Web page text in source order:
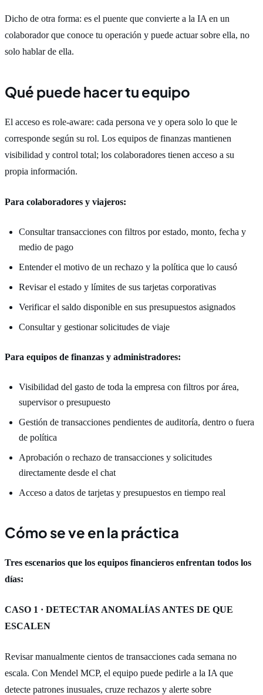
Dicho de otra forma: es el puente que convierte a la IA en un
colaborador que conoce tu operación y puede actuar sobre ella, no
solo hablar de ella.
Qué puede hacer tu equipo
El acceso es role-aware: cada persona ve y opera solo lo que le
corresponde según su rol. Los equipos de finanzas mantienen
visibilidad y control total; los colaboradores tienen acceso a su
propia información.
Para colaboradores y viajeros:
Consultar transacciones con filtros por estado, monto, fecha y
medio de pago
Entender el motivo de un rechazo y la política que lo causó
Revisar el estado y límites de sus tarjetas corporativas
Verificar el saldo disponible en sus presupuestos asignados
Consultar y gestionar solicitudes de viaje
Para equipos de finanzas y administradores:
Visibilidad del gasto de toda la empresa con filtros por área,
supervisor o presupuesto
Gestión de transacciones pendientes de auditoría, dentro o fuera
de política
Aprobación o rechazo de transacciones y solicitudes
directamente desde el chat
Acceso a datos de tarjetas y presupuestos en tiempo real
Cómo se ve en la práctica
Tres escenarios que los equipos financieros enfrentan todos los
días:
CASO 1 · DETECTAR ANOMALÍAS ANTES DE QUE
ESCALEN
Revisar manualmente cientos de transacciones cada semana no
escala. Con Mendel MCP, el equipo puede pedirle a la IA que
detecte patrones inusuales, cruze rechazos y alerte sobre